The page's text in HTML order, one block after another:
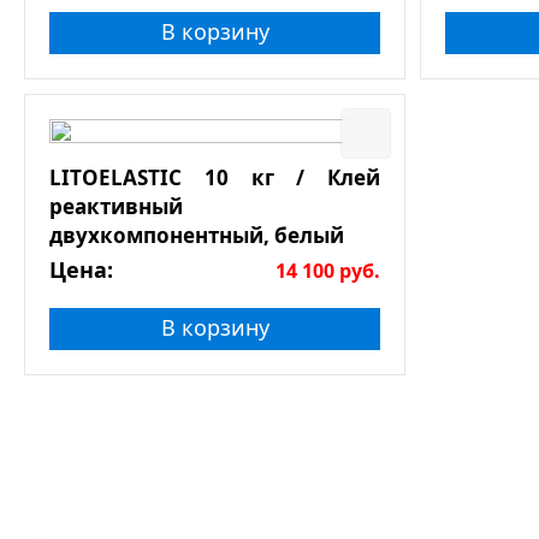
В корзину
LITOELASTIC 10 кг / Клей
реактивный
двухкомпонентный, белый
Цена: 14 100 руб.
В корзину